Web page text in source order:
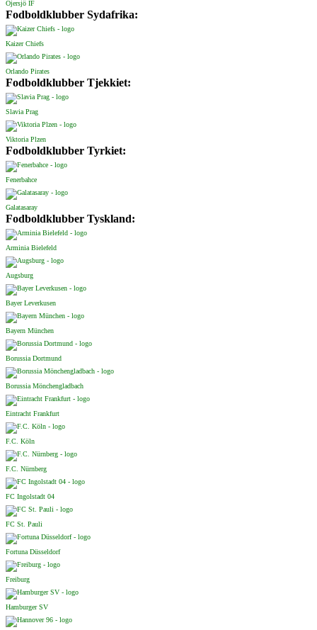
Öjersjö IF
Fodboldklubber Sydafrika:
Kaizer Chiefs
Orlando Pirates
Fodboldklubber Tjekkiet:
Slavia Prag
Viktoria Plzen
Fodboldklubber Tyrkiet:
Fenerbahce
Galatasaray
Fodboldklubber Tyskland:
Arminia Bielefeld
Augsburg
Bayer Leverkusen
Bayern München
Borussia Dortmund
Borussia Mönchengladbach
Eintracht Frankfurt
F.C. Köln
F.C. Nürnberg
FC Ingolstadt 04
FC St. Pauli
Fortuna Düsseldorf
Freiburg
Hamburger SV